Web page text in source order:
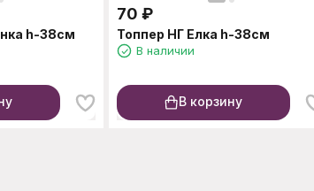
h-38см
70 ₽
Топпер НГ Елка h-38см
В наличии
В корзину